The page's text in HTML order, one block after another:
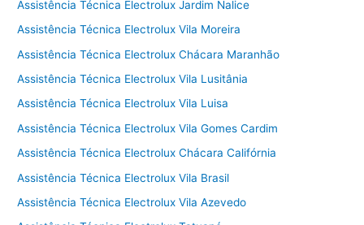
Assistência Técnica Electrolux Jardim Nalice
Assistência Técnica Electrolux Vila Moreira
Assistência Técnica Electrolux Chácara Maranhão
Assistência Técnica Electrolux Vila Lusitânia
Assistência Técnica Electrolux Vila Luisa
Assistência Técnica Electrolux Vila Gomes Cardim
Assistência Técnica Electrolux Chácara Califórnia
Assistência Técnica Electrolux Vila Brasil
Assistência Técnica Electrolux Vila Azevedo